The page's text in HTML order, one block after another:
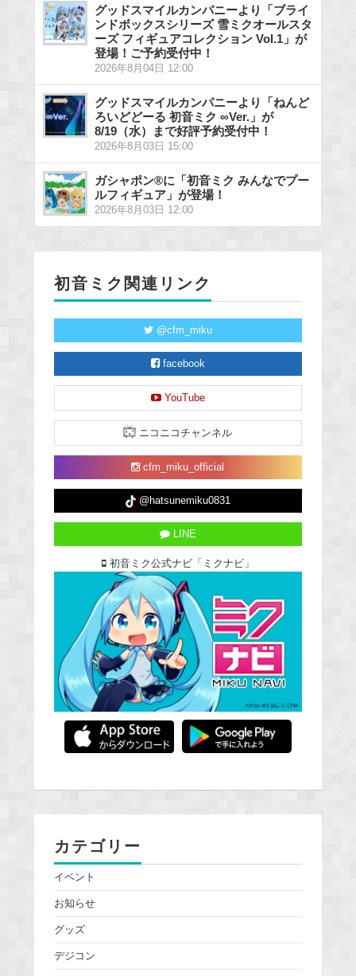
グッドスマイルカンパニーより「ブライ
ンドボックスシリーズ 雪ミクオールスタ
ーズ フィギュアコレクション Vol.1」が
登場！ご予約受付中！
2026年8月04日 12:00
グッドスマイルカンパニーより「ねんど
ろいどどーる 初音ミク ∞Ver.」が
8/19（水）まで好評予約受付中！
2026年8月03日 15:00
ガシャポン®に「初音ミク みんなでプー
ルフィギュア」が登場！
2026年8月03日 12:00
初音ミク関連リンク
@cfm_miku
facebook
YouTube
ニコニコチャンネル
cfm_miku_official
@hatsunemiku0831
LINE
初音ミク公式ナビ「ミクナビ」
カテゴリー
イベント
お知らせ
グッズ
デジコン